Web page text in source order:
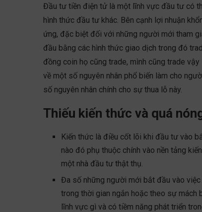
Đầu tư tiền điện tử là một lĩnh vực đầu tư có
hình thức đầu tư khác. Bên cạnh lợi nhuận
ứng, đặc biệt đối với những người mới tham
đầu bằng các hình thức giao dịch trong đó
đồng coin họ cũng trade, mình cũng trade
về một số nguyên nhân phổ biến làm cho
số nguyên nhân chính cho sự thua lỗ này.
Thiếu kiến thức và quá
Kiến thức là điều cốt lõi khi đầu tư vào
nào đó phụ thuộc chính vào nền tảng
một nhà đầu tư thật thụ.
Đa số những người mới bắt đầu vào
trong thời gian ngắn hoặc theo sự mách
lĩnh vực gì và có tiềm năng phát triển